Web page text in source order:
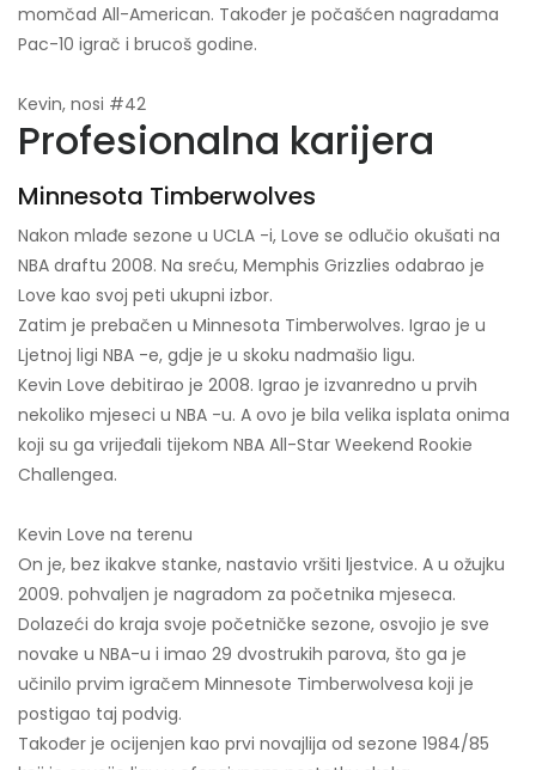
momčad All-American. Također je počašćen nagradama
Pac-10 igrač i brucoš godine.
Kevin, nosi #42
Profesionalna karijera
Minnesota Timberwolves
Nakon mlađe sezone u UCLA -i, Love se odlučio okušati na
NBA draftu 2008. Na sreću, Memphis Grizzlies odabrao je
Love kao svoj peti ukupni izbor.
Zatim je prebačen u Minnesota Timberwolves. Igrao je u
Ljetnoj ligi NBA -e, gdje je u skoku nadmašio ligu.
Kevin Love debitirao je 2008. Igrao je izvanredno u prvih
nekoliko mjeseci u NBA -u. A ovo je bila velika isplata onima
koji su ga vrijeđali tijekom NBA All-Star Weekend Rookie
Challengea.
Kevin Love na terenu
On je, bez ikakve stanke, nastavio vršiti ljestvice. A u ožujku
2009. pohvaljen je nagradom za početnika mjeseca.
Dolazeći do kraja svoje početničke sezone, osvojio je sve
novake u NBA-u i imao 29 dvostrukih parova, što ga je
učinilo prvim igračem Minnesote Timberwolvesa koji je
postigao taj podvig.
Također je ocijenjen kao prvi novajlija od sezone 1984/85